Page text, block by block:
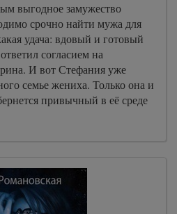
выгодное замужество
срочно найти мужа для
удача: вдовый и готовый
согласием на
И вот Стефания уже
семье жениха. Только она и
привычный в её среде